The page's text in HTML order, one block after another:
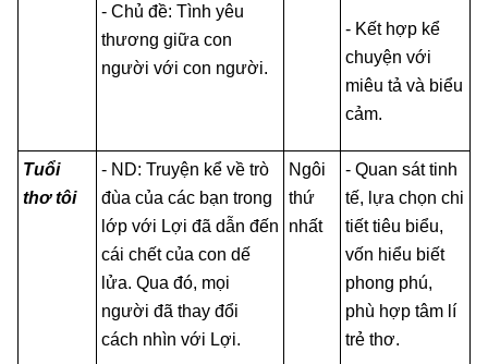
- Chủ đề: Tình yêu
thương giữa con
người với con người.
- Kết hợp kể
chuyện với
miêu tả và biểu
cảm.
Tuổi
thơ tôi
- ND: Truyện kể về trò
đùa của các bạn trong
lớp với Lợi đã dẫn đến
cái chết của con dế
lửa. Qua đó, mọi
người đã thay đổi
cách nhìn với Lợi.
Ngôi
thứ
nhất
- Quan sát tinh
tế, lựa chọn chi
tiết tiêu biểu,
vốn hiểu biết
phong phú,
phù hợp tâm lí
trẻ thơ.